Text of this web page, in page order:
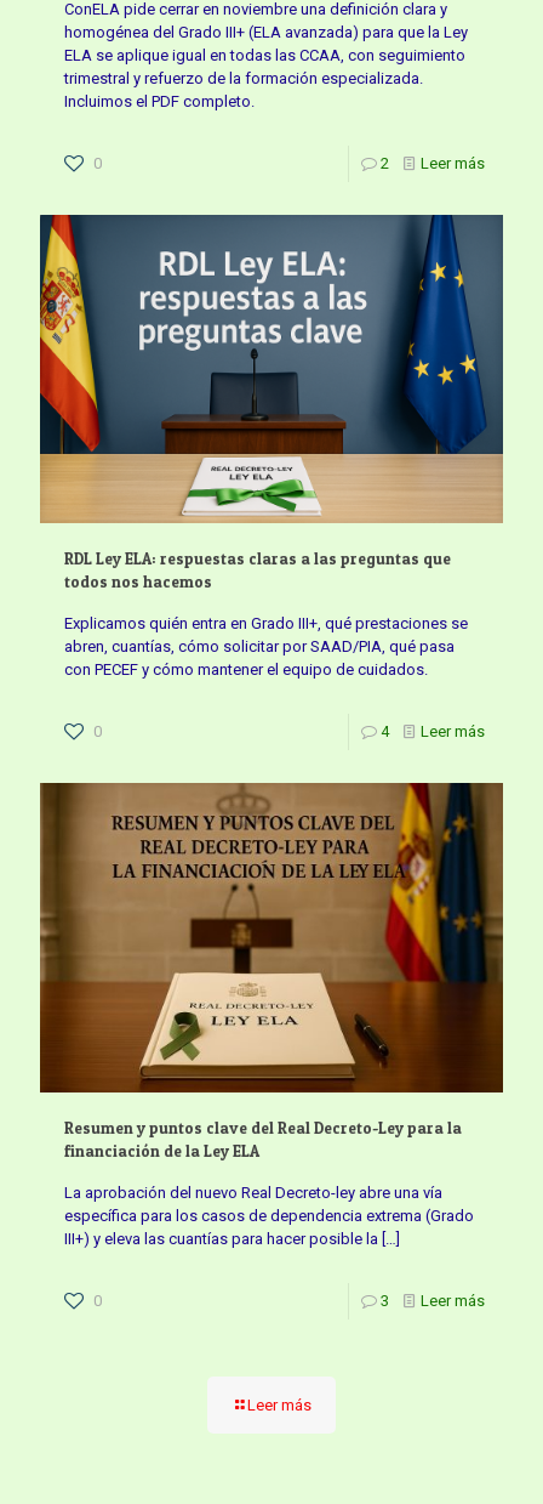
ConELA pide cerrar en noviembre una definición clara y
homogénea del Grado III+ (ELA avanzada) para que la Ley
ELA se aplique igual en todas las CCAA, con seguimiento
trimestral y refuerzo de la formación especializada.
Incluimos el PDF completo.
0 2 Leer más
RDL Ley ELA: respuestas claras a las preguntas que
todos nos hacemos
Explicamos quién entra en Grado III+, qué prestaciones se
abren, cuantías, cómo solicitar por SAAD/PIA, qué pasa
con PECEF y cómo mantener el equipo de cuidados.
0 4 Leer más
Resumen y puntos clave del Real Decreto-Ley para la
financiación de la Ley ELA
La aprobación del nuevo Real Decreto-ley abre una vía
específica para los casos de dependencia extrema (Grado
III+) y eleva las cuantías para hacer posible la
0 3 Leer más
Leer más